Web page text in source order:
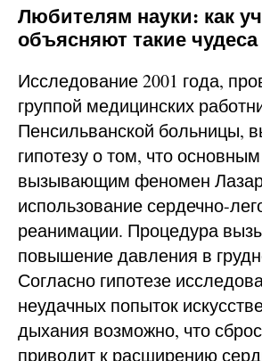
Любителям науки: как
объясняют такие чудеса
Исследование 2001 года,
группой медицинских
Пенсильванской больницы,
гипотезу о том, что
вызывающим феномен
использование сердечно-
реанимации. Процедура
повышение давления в
Согласно гипотезе
неудачных попыток
дыхания возможно, что
приводит к расширению